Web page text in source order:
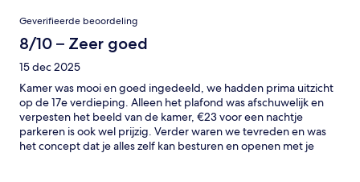
Beoordelingen
Geverifieerde beoordeling
8/10 – Zeer goed
15 dec 2025
Kamer was mooi en goed ingedeeld, we hadden prima uitzicht
op de 17e verdieping. Alleen het plafond was afschuwelijk en
verpesten het beeld van de kamer, €23 voor een nachtje
parkeren is ook wel prijzig. Verder waren we tevreden en was
het concept dat je alles zelf kan besturen en openen met je